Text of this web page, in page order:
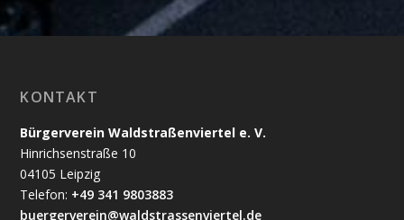
KONTAKT
Bürgerverein Waldstraßenviertel e. V.
Hinrichsenstraße 10
04105 Leipzig
Telefon: +49 341 9803883
buergerverein@waldstrassenviertel.de